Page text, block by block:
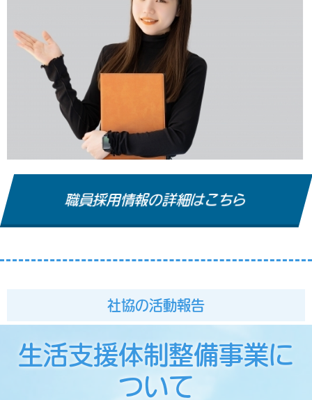
職員採用情報の詳細はこちら
社協の活動報告
生活支援体制整備事業に
ついて